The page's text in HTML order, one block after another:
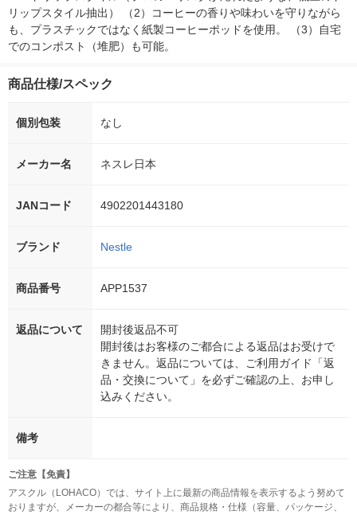
リップスタイル抽出） （2）コーヒーの香りや味わいを守りながら
も、プラスチックではなく紙製コーヒーポッドを使用。 （3）自宅
でのコンポスト（堆肥）も可能。
商品仕様/スペック
個別包装 なし
メーカー名 ネスレ日本
JANコード 4902201443180
ブランド Nestle
商品番号 APP1537
返品について
開封後返品不可
開封後はお客様のご都合による返品はお受けで
きません。返品については、ご利用ガイド「返
品・交換について」を必ずご確認の上、お申し
込みください。
備考
ご注意【免責】
アスクル（LOHACO）では、サイト上に最新の商品情報を表示するよう努めて
おりますが、メーカーの都合等により、商品規格・仕様（容量、パッケージ、